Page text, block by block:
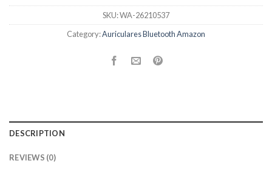
SKU:WA-26210537
Category:Auriculares Bluetooth Amazon
DESCRIPTION
REVIEWS (0)